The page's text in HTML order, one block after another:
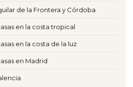
de la Frontera y Córdoba
en la costa tropical
en la costa de la luz
en Madrid